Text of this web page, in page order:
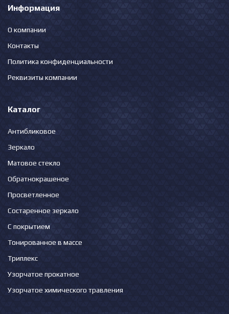
Информация
О компании
Контакты
Политика конфиденциальности
Реквизиты компании
Каталог
Антибликовое
Зеркало
Матовое стекло
Обратнокрашеное
Просветленное
Состаренное зеркало
С покрытием
Тонированное в массе
Триплекс
Узорчатое прокатное
Узорчатое химического травления